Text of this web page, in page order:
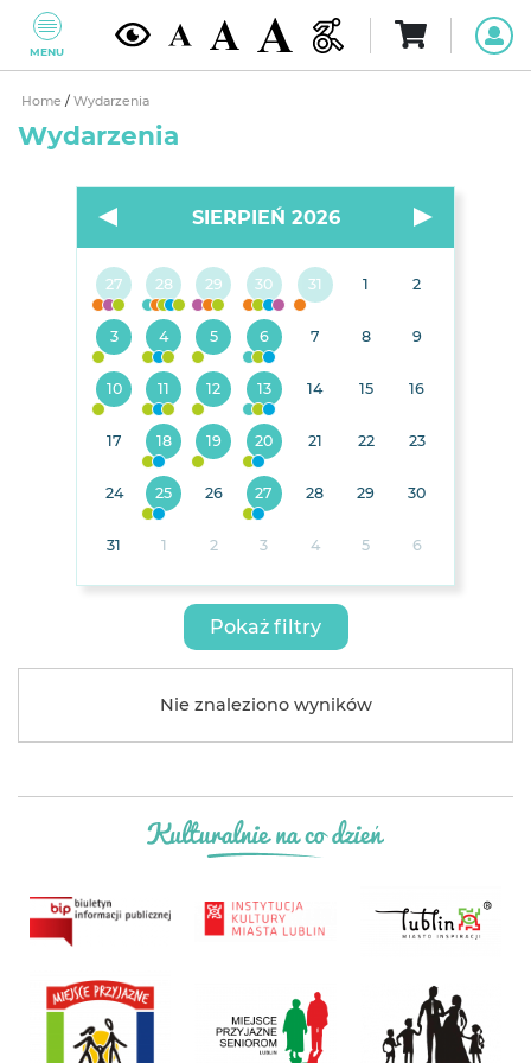
MENU
Home / Wydarzenia
Wydarzenia
SIERPIEŃ 2026
27 28 29 30 31 1 2
3 4 5 6 7 8 9
10 11 12 13 14 15 16
17 18 19 20 21 22 23
24 25 26 27 28 29 30
31 1 2 3 4 5 6
Pokaż filtry
Nie znaleziono wyników